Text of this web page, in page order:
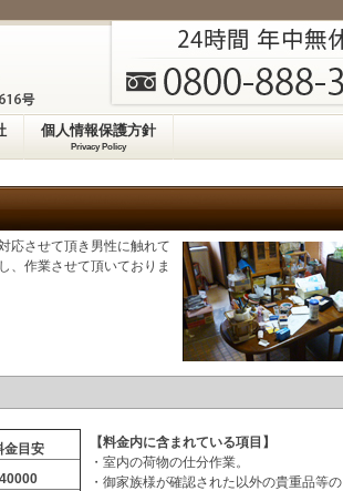
個人情報保護方針
Privacy Policy
応させて頂き男性に触れて
、作業させて頂いておりま
金目安
40000
【料金内に含まれている項目】
・室内の荷物の仕分作業。
・御家族様が確認された以外の貴重品等の